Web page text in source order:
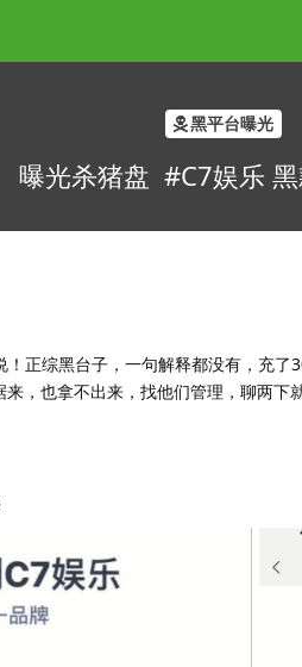
黑平台曝光
曝光杀猪盘 #C7娱乐
正综黑台子，一句解释都没有，充
，也拿不出来，找他们管理，聊两下